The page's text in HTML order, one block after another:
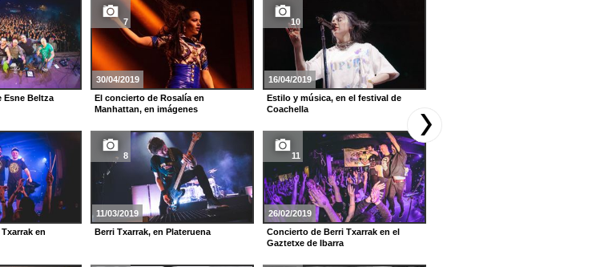
Esne Beltza
7
30/04/2019
El concierto de Rosalía en
Manhattan, en imágenes
10
16/04/2019
Estilo y música, en el festival de
Coachella
en
8
11/03/2019
Berri Txarrak, en Plateruena
11
26/02/2019
Concierto de Berri Txarrak en el
Gaztetxe de Ibarra